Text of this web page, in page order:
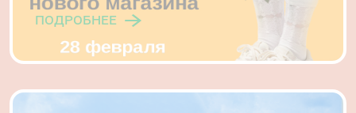
подробнее